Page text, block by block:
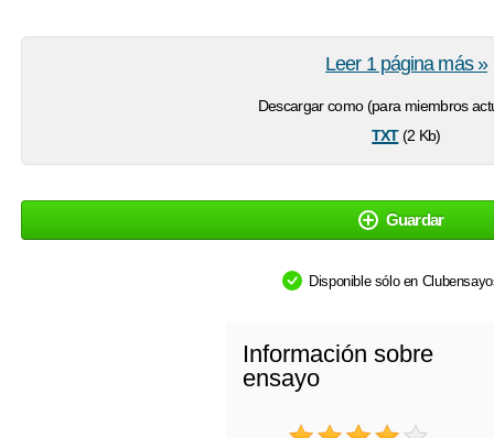
Descargar como (para miembros
txt(2 Kb)
Leer 1 página más »
Guardar
Disponible sólo en
Información sobre
ensayo